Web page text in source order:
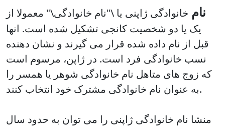
نام خانوادگی ژاپنی یا \"نام خانوادگی\" معمولا از
یک یا دو شخصیت کانجی تشکیل شده است. انها
قبل از نام داده شده قرار می گیرند و نشان دهنده
نسب خانوادگی فرد است. در ژاپن، مرسوم است
که زوج های متاهل نام خانوادگی شوهر یا همسر را
به عنوان نام خانوادگی مشترک خود انتخاب کنند.
منشا نام خانوادگی ژاپنی را می توان به حدود سال